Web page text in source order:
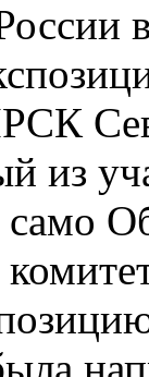
само